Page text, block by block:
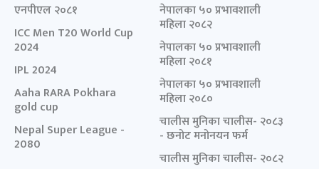
एनपीएल २०८१
ICC Men T20 World Cup
2024
IPL 2024
Aaha RARA Pokhara
gold cup
Nepal Super League -
2080
नेपालका ५० प्रभावशाली
महिला २०८२
नेपालका ५० प्रभावशाली
महिला २०८१
नेपालका ५० प्रभावशाली
महिला २०८०
चालीस मुनिका चालीस- २०८३
- छनोट मनोनयन फर्म
चालीस मुनिका चालीस- २०८२